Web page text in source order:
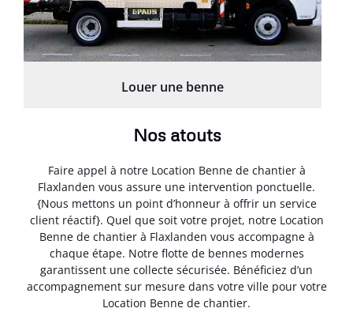
Louer une benne
Nos atouts
Faire appel à notre Location Benne de chantier à
Flaxlanden vous assure une intervention ponctuelle.
{Nous mettons un point d’honneur à offrir un service
client réactif}. Quel que soit votre projet, notre Location
Benne de chantier à Flaxlanden vous accompagne à
chaque étape. Notre flotte de bennes modernes
garantissent une collecte sécurisée. Bénéficiez d’un
accompagnement sur mesure dans votre ville pour votre
Location Benne de chantier.